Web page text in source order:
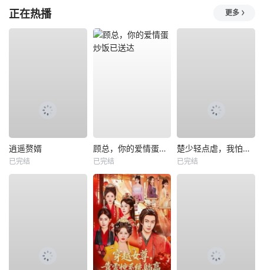
正在热播 更多
逍遥赘婿
已完结
顾总，你的爱情蛋炒饭已送达
已完结
楚少轻点虐，我怕夫人受不住
已完结